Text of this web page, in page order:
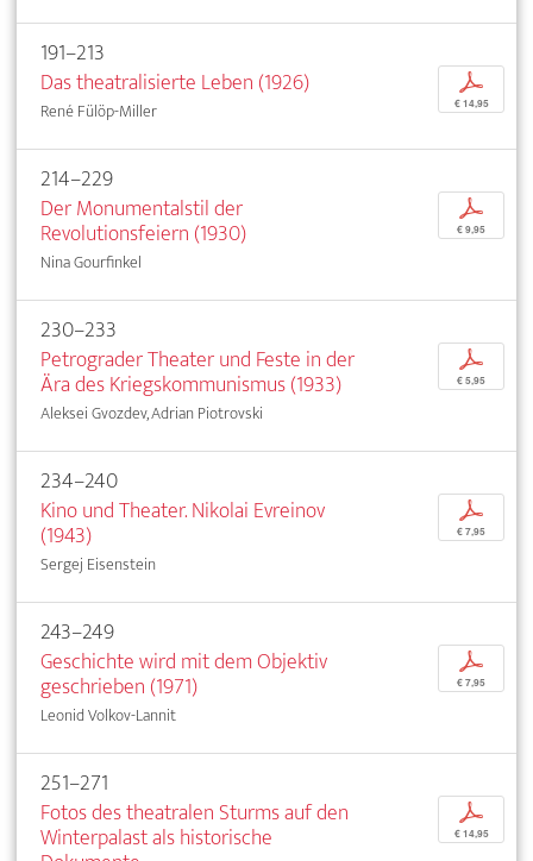
191–213
Das theatralisierte Leben (1926)
René Fülöp-Miller
p
€ 14,95
214–229
Der Monumentalstil der
Revolutionsfeiern (1930)
Nina Gourfinkel
p
€ 9,95
230–233
Petrograder Theater und Feste in der
Ära des Kriegskommunismus (1933)
Aleksei Gvozdev, Adrian Piotrovski
p
€ 5,95
234–240
Kino und Theater. Nikolai Evreinov
(1943)
Sergej Eisenstein
p
€ 7,95
243–249
Geschichte wird mit dem Objektiv
geschrieben (1971)
Leonid Volkov-Lannit
p
€ 7,95
251–271
Fotos des theatralen Sturms auf den
Winterpalast als historische
p
€ 14,95